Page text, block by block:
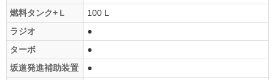
燃料タンク+Ｌ
100 L
ラジオ
●
ターボ
●
坂道発進補助装置
●